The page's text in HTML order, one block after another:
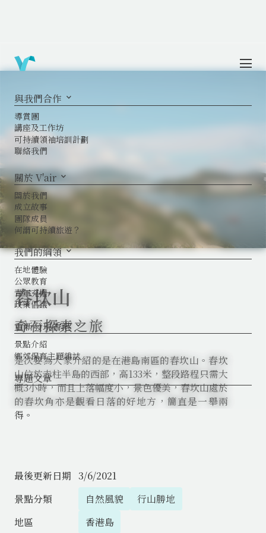
與我們合作 keyboard_arrow_down
導賞團
講座及工作坊
可持續領袖培訓計劃
聯絡我們
關於 V'air keyboard_arrow_down
關於我們
成立故事
團隊成員
何謂可持續旅遊？
我們的綱領 keyboard_arrow_down
在地體驗
公眾教育
青年充權
政策倡議
重新發現香港 keyboard_arrow_down
景點介紹
鄉郊保育主題雜誌
專題文章
舂坎山
奇石探索之旅
是次要為大家介紹的是在港島南區的舂坎山。舂坎
山位於赤柱半島的西部，高133米，整段路程只需大
概3小時，而且上落幅度小，景色優美，舂坎山處於
的舂坎角亦是觀看日落的好地方，簡直是一舉兩
得。
最後更新日期 3/6/2021
景點分類
自然風貌
行山勝地
地區
香港島